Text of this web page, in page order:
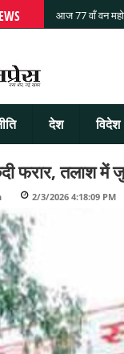
आज 77 वाँ वन
देश विदेश
फरार, तलाश में
2/3/2026 4:18:09 PM